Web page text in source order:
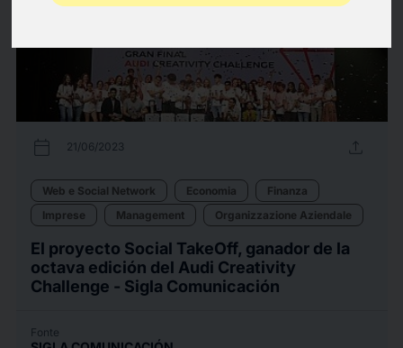
calendar_today 21/06/2023 upload
Web e Social Network Economia
Finanza
Imprese
Management Organizzazione Aziendale
El proyecto Social TakeOff, ganador de la
octava edición del Audi Creativity
Challenge - Sigla Comunicación
Fonte